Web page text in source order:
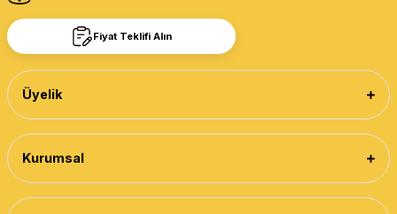
Fiyat Teklifi Alın
Üyelik
Kurumsal